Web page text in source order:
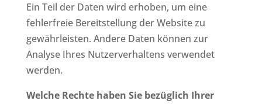
Ein Teil der Daten wird erhoben, um eine
fehlerfreie Bereitstellung der Website zu
gewährleisten. Andere Daten können zur
Analyse Ihres Nutzerverhaltens verwendet
werden.
Welche Rechte haben Sie bezüglich Ihrer